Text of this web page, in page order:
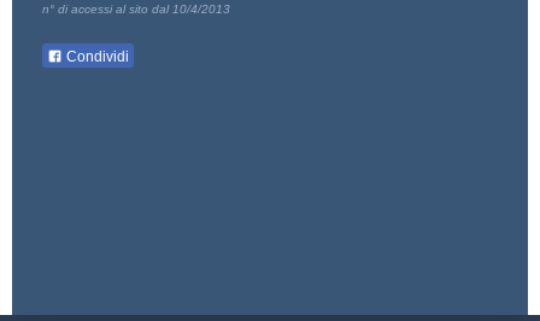
n° di accessi al sito dal 10/4/2013
Condividi